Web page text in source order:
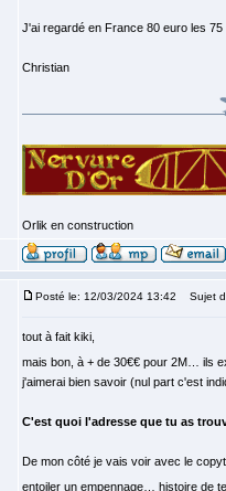
J'ai regardé en France 80 euro les
Christian
Orlik en construction
Posté le: 12/03/2024 13:42 Sujet
tout à fait kiki,
mais bon, à + de 30€€ pour 2M… ils
j'aimerai bien savoir (nul part c'est
C'est quoi l'adresse que tu as
De mon côté je vais voir avec le
entoiler un empennage… histoire de